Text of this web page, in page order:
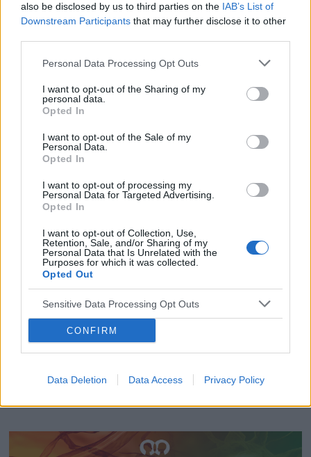
also be disclosed by us to third parties on the IAB’s List of
Downstream Participants that may further disclose it to other
Personal Data Processing Opt Outs
I want to opt-out of the Sharing of my
personal data.
Opted In
I want to opt-out of the Sale of my
Personal Data.
Opted In
I want to opt-out of processing my
Personal Data for Targeted Advertising.
Opted In
I want to opt-out of Collection, Use,
Retention, Sale, and/or Sharing of my
Personal Data that Is Unrelated with the
Purposes for which it was collected.
Opted Out
Sensitive Data Processing Opt Outs
CONFIRM
Data Deletion Data Access Privacy Policy
2 WRZEŚNIA 2025
Młoda Synapsa oczami
laureata – Kazuistyka CNS
2025
Podczas konferencjiKazuistyka CNS 2025
Medforum
dniach 30-31 maja wręczono nagrody w
plebiscycieMłoda Synapsa.Jedną z kategorii
o tematyce psychiatrycznej, która została
przyznana Ryszardowi Sitarzowi i jego
Zespołowi za artykuł:
Disorder: Trace Elements Imbalances and
the Pathogenesis and Severity of Autistic
Symptoms.
READ MORE›